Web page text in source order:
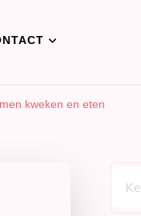
kweken en eten